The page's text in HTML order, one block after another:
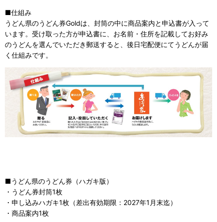
■仕組み
うどん県のうどん券Goldは、封筒の中に商品案内と申込書が入って
います。受け取った方が申込書に、お名前・住所を記載してお好み
のうどんを選んでいただき郵送すると、後日宅配便にてうどんが届
く仕組みです。
■うどん県のうどん券（ハガキ版）
・うどん券封筒1枚
・申し込みハガキ1枚（差出有効期限：2027年1月末迄）
・商品案内1枚